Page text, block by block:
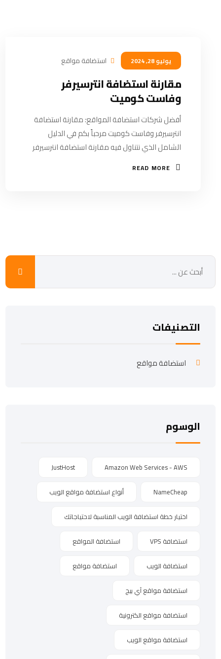
يوليو 28, 2024 استضافة مواقع
مقارنة استضافة انترسيرفر
وفاست كوميت
أفضل شركات استضافة المواقع: مقارنة استضافة
انترسيرفر وفاست كوميت مرحباً بكم في الدليل
الشامل الذي نتناول فيه مقارنة استضافة انترسيرفر
READ MORE
التصنيفات
استضافة مواقع
الوسوم
Amazon Web Services - AWS
JustHost
NameCheap أنواع استضافة مواقع الويب
اختيار خطة استضافة الويب المناسبة لاحتياجاتك
استضافة VPS استضافة المواقع
استضافة الويب استضافة مواقع
استضافة مواقع آي بيج
استضافة مواقع الكترونية
استضافة مواقع الويب